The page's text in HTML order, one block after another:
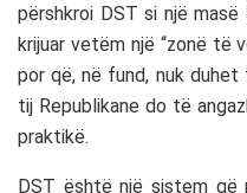
përshkroi DST si një
krijuar vetëm një “zonë të
por që, në fund, nuk
tij Republikane do të
praktikë.
DST është një sistem që